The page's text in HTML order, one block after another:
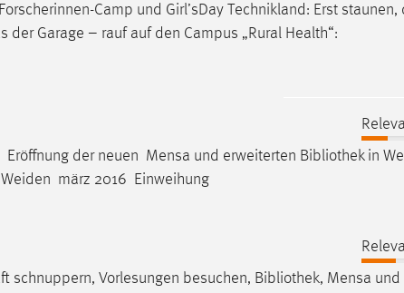
Camp und Girl’sDay Technikland: Erst staunen,
der Garage – rauf auf den Campus „Rural Health“:
der neuen Mensa und erweiterten Bibliothekin
märz 2016 Einweihung
schnuppern, Vorlesungen besuchen, Bibliothek, Mensa und